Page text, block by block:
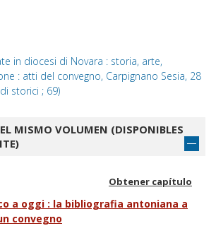
in diocesi di Novara : storia, arte,
: atti del convegno, Carpignano Sesia, 28
storici ; 69)
MISMO VOLUMEN (DISPONIBLES
Obtener capítulo
a oggi : la bibliografia antoniana a
convegno